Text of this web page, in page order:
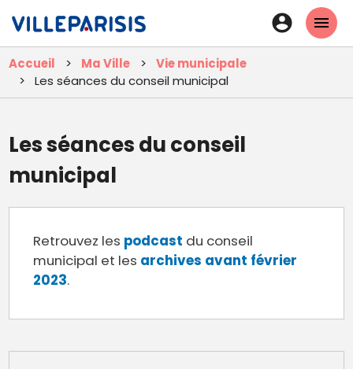
contenu
principal
En-
tête
Accueil Ma Ville
Vie municipale
Les séances du conseil municipal
Les séances du conseil
municipal
Retrouvez les podcast du conseil
municipal et les archives avant février
2023.